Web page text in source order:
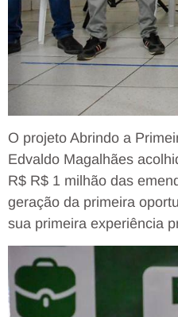
O projeto Abrindo a
Edvaldo Magalhães
R$ R$ 1 milhão das
geração da primeira
sua primeira experiência